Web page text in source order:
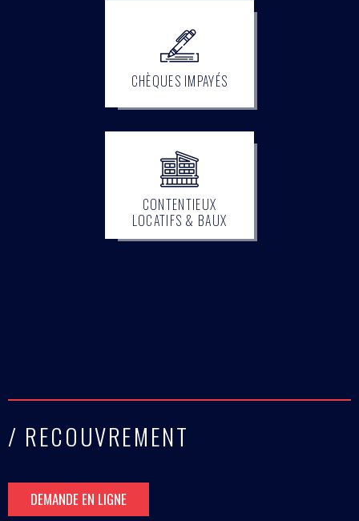
CHÈQUES IMPAYÉS
CONTENTIEUX
LOCATIFS & BAUX
/ RECOUVREMENT
DEMANDE EN LIGNE